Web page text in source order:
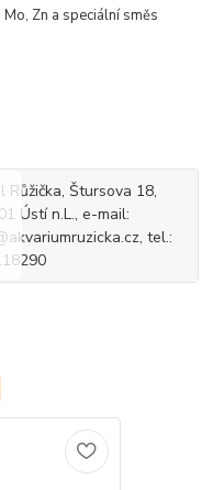
Mo, Zn a speciální směs
Růžička, Štursova 18,
Ústí n.L., e-mail:
tel.: